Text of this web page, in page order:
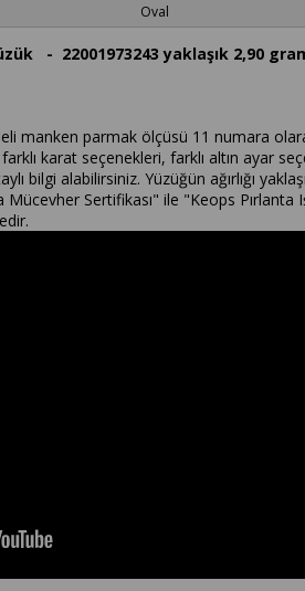
1 Oval
- 22001973243 yaklaşık 2,90
manken parmak ölçüsü 11 numara
farklı karat seçenekleri, farklı altın ayar
bilgi alabilirsiniz. Yüzüğün ağırlığı
Mücevher Sertifikası" ile "Keops